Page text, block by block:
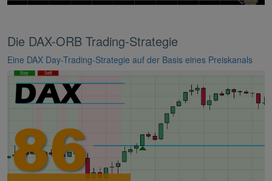
Die DAX-ORB Trading-Strategie
Eine DAX Day-Trading-Strategie auf der Basis eines Preiskanals